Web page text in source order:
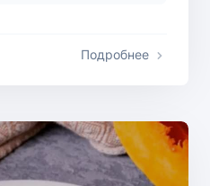
Подробнее